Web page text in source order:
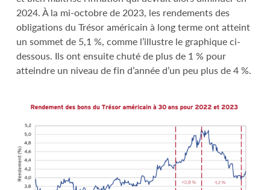
2024. À la mi-octobre de 2023, les rendements des
obligations du Trésor américain à long terme ont atteint
un sommet de 5,1 %, comme l’illustre le graphique ci-
dessous. Ils ont ensuite chuté de plus de 1 % pour
atteindre un niveau de fin d’année d’un peu plus de 4 %.